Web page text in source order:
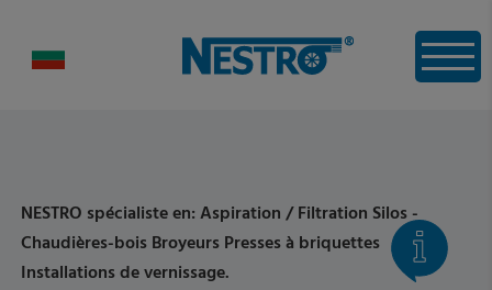
NESTRO spécialiste en: Aspiration / Filtration Silos -
Chaudières-bois Broyeurs Presses à briquettes
Installations de vernissage.